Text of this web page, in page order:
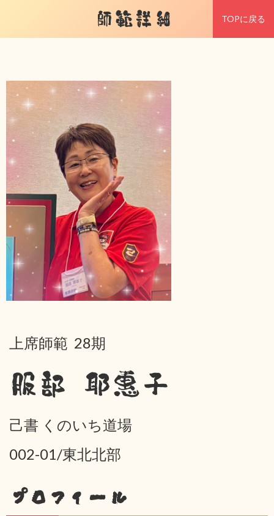
師範詳細 TOPに戻る
上席師範 28期
服部 耶惠子
己書 くのいち道場
002-01/東北北部
プロフィール